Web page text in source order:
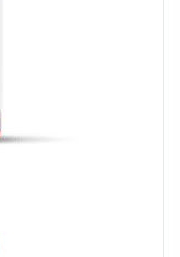
price was: €9.99.
price is: €5.49.